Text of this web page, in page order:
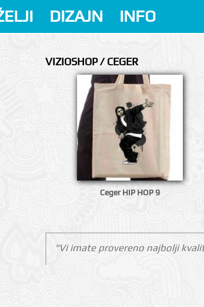
DIZAJN INFO
VIZIOSHOP / CEGER
Ceger HIP HOP 9
"Vi imate provereno najbolji